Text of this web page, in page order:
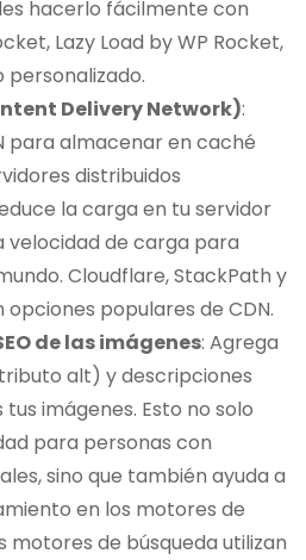
hacerlo fácilmente con
Lazy Load by WP Rocket,
personalizado.
Delivery Network):
para almacenar en caché
distribuidos
la carga en tu servidor
velocidad de carga para
Cloudflare, StackPath y
opciones populares de CDN.
de las imágenes: Agrega
alt) y descripciones
imágenes. Esto no solo
para personas con
sino que también ayuda a
en los motores de
motores de búsqueda utilizan